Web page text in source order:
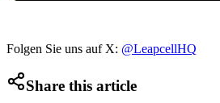
Folgen Sie uns auf X: @LeapcellHQ
Share this article